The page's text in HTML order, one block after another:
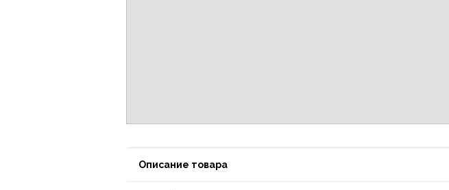
Описание товара